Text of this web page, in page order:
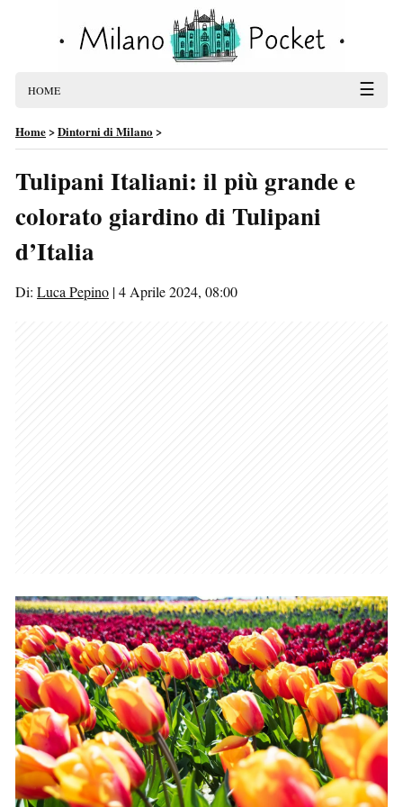
HOME ☰
Home>Dintorni di Milano >
Tulipani Italiani: il più grande e
colorato giardino di Tulipani
d’Italia
Di: Luca Pepino |4 Aprile 2024, 08:00